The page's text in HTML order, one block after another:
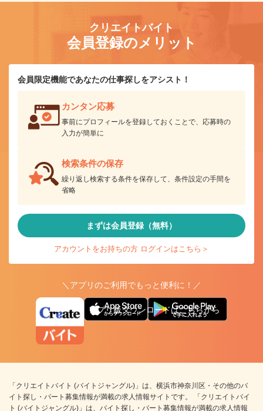
クリエイトバイト
会員登録のメリット
会員限定機能であなたの仕事探しをアシスト！
カンタン応募
事前にプロフィールを登録しておくことで、応募時の
入力が簡単に
検索条件の保存
繰り返し検索する条件を保存して、条件設定の手間を
省略
まずは会員登録（無料）
アカウントをお持ちの方 ログインはこちら＞
＼アプリのご利用でもっと便利に！／
アプリ版ダウンロードはこちらから
「クリエイトバイト (バイトジャングル)」は、横浜市神奈川区・その他のバ
イト探し・パート募集情報が満載の求人情報サイトです。 「クリエイトバイ
ト (バイトジャングル)」は、バイト探し・パート募集情報が満載の求人情報